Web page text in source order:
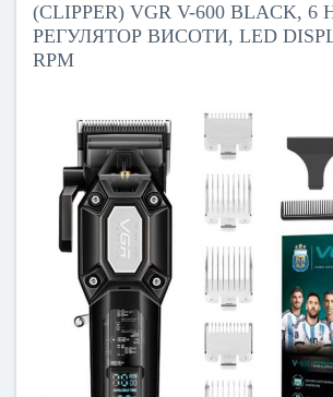
(CLIPPER) VGR V-600 BLACK,
РЕГУЛЯТОР ВИСОТИ, LED
RPM